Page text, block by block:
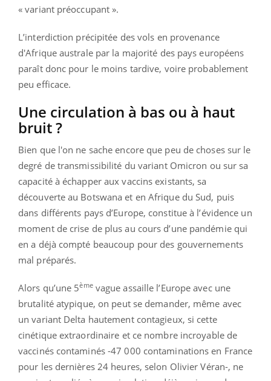
« variant préoccupant ».
L’interdiction précipitée des vols en provenance
d'Afrique australe par la majorité des pays européens
paraît donc pour le moins tardive, voire probablement
peu efficace.
Une circulation à bas ou à haut
bruit ?
Bien que l'on ne sache encore que peu de choses sur le
degré de transmissibilité du variant Omicron ou sur sa
capacité à échapper aux vaccins existants, sa
découverte au Botswana et en Afrique du Sud, puis
dans différents pays d’Europe, constitue à l’évidence un
moment de crise de plus au cours d’une pandémie qui
en a déjà compté beaucoup pour des gouvernements
mal préparés.
Alors qu’une 5ème vague assaille l’Europe avec une
brutalité atypique, on peut se demander, même avec
un variant Delta hautement contagieux, si cette
cinétique extraordinaire et ce nombre incroyable de
vaccinés contaminés -47 000 contaminations en France
pour les dernières 24 heures, selon Olivier Véran-, ne